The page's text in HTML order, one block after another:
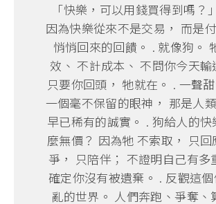
「快樂，可以用錢買得到嗎？
因為快樂從來不是交易， 而是
悄悄回來的回饋。 . 就像狗。
效、 不計成本、 不問你今天輸
只要你回頭， 牠就在。 . 一聲甜
一個毫不保留的眼神， 那是人
早已稀有的誠實。 . 狗給人的快
麼無價？ 因為牠 不索取， 只
爭， 只陪伴； 不證明自己有多
確定你沒有被遺棄。 . 反觀這
亂的世界。 人們奔跑、爭奪、